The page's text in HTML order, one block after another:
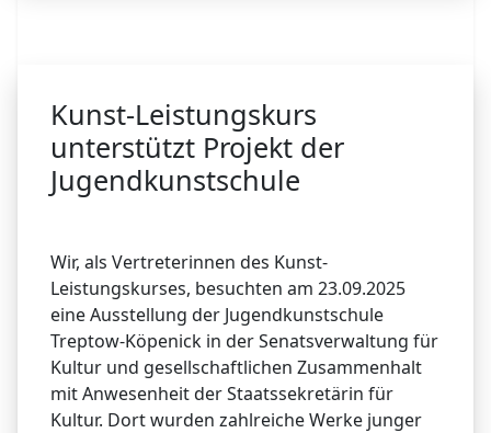
Kunst-Leistungskurs
unterstützt Projekt der
Jugendkunstschule
Wir, als Vertreterinnen des Kunst-
Leistungskurses, besuchten am 23.09.2025
eine Ausstellung der Jugendkunstschule
Treptow-Köpenick in der Senatsverwaltung für
Kultur und gesellschaftlichen Zusammenhalt
mit Anwesenheit der Staatssekretärin für
Kultur. Dort wurden zahlreiche Werke junger